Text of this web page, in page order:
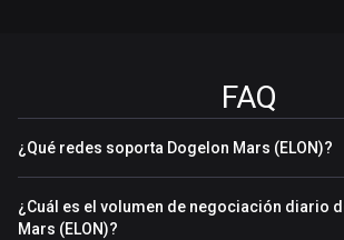
FAQ
¿Qué redes soporta Dogelon Mars (ELON)?
¿Cuál es el volumen de negociación diario
Mars (ELON)?